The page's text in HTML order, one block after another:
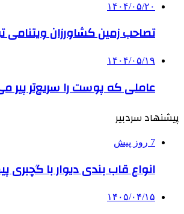
۱۴۰۴/۰۵/۲۰
تصاحب زمین کشاورزان ویتنامی
۱۴۰۴/۰۵/۱۹
عاملی که پوست را سریع‌تر پیر
پیشنهاد سردبیر
7 روز پیش
انواع قاب بندی دیوار با
۱۴۰۵/۰۴/۱۵